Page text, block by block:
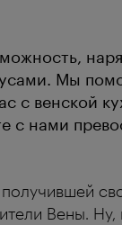
Мы
с венской
с нами
Вены. Ну,